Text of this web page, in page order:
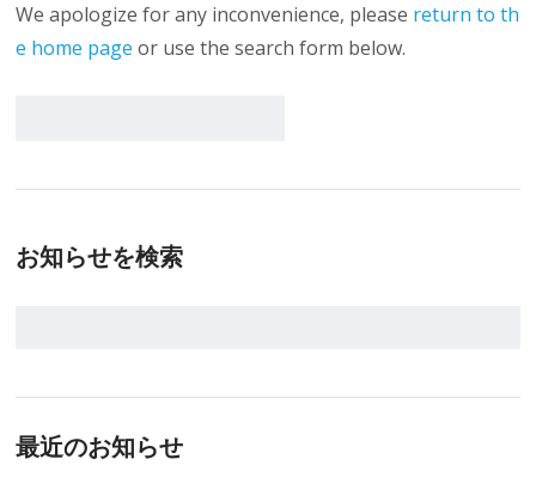
We apologize for any inconvenience, please return to th
e home page or use the search form below.
お知らせを検索
最近のお知らせ